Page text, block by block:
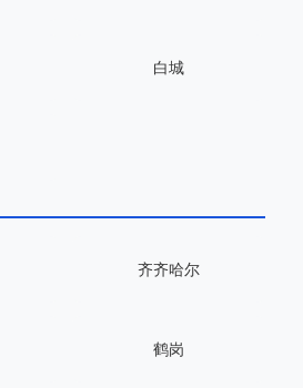
白城
齐齐哈尔
鹤岗